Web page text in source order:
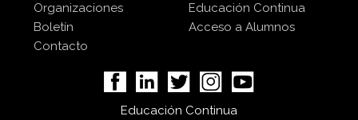
Organizaciones
Boletín
Contacto
Educación Continua
Acceso a Alumnos
Educación Continua